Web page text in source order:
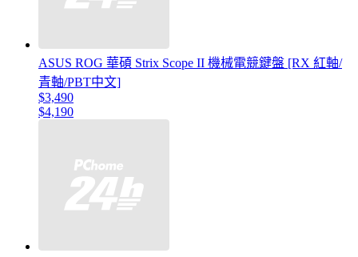
ASUS ROG 華碩 Strix Scope II 機械電競鍵盤 [RX 紅軸/
青軸/PBT中文]
$3,490
$4,190